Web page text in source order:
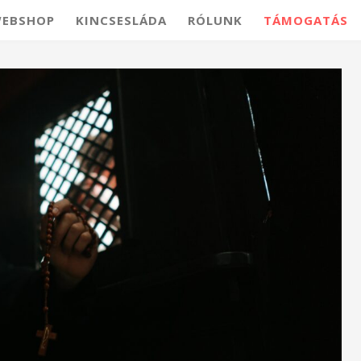
KINCSESLÁDA RÓLUNK TÁMOGATÁS